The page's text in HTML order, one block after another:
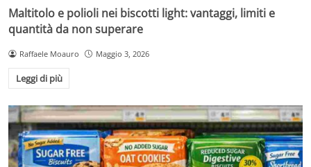
Maltitolo e polioli nei biscotti light: vantaggi, limiti e
quantità da non superare
Raffaele Moauro Maggio 3, 2026
Leggi di più